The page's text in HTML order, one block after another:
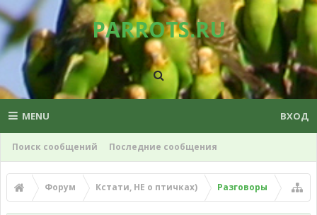
PARROTS.RU
MENU
Поиск сообщений Последние сообщения
ВХОД
Форум Кстати, НЕ о птичках) Разговоры